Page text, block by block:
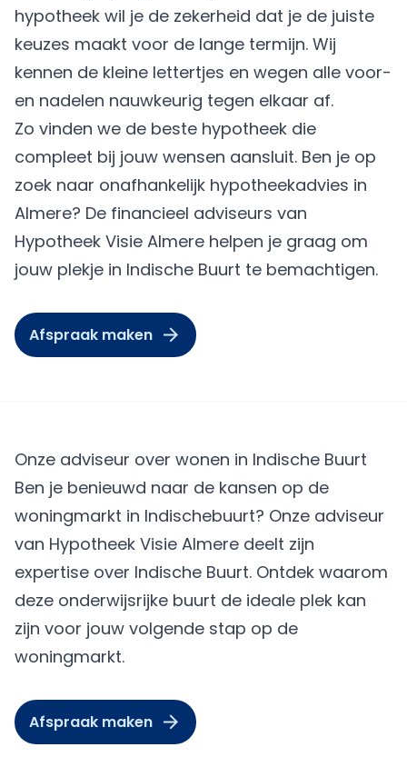
hypotheek wil je de zekerheid dat je de juiste
keuzes maakt voor de lange termijn. Wij
kennen de kleine lettertjes en wegen alle voor-
en nadelen nauwkeurig tegen elkaar af.
Zo vinden we de beste hypotheek die
compleet bij jouw wensen aansluit. Ben je op
zoek naar onafhankelijk hypotheekadvies in
Almere? De financieel adviseurs van
Hypotheek Visie Almere helpen je graag om
jouw plekje in Indische Buurt te bemachtigen.
Afspraak maken
Onze adviseur over wonen in Indische Buurt
Ben je benieuwd naar de kansen op de
woningmarkt in Indischebuurt? Onze adviseur
van Hypotheek Visie Almere deelt zijn
expertise over Indische Buurt. Ontdek waarom
deze onderwijsrijke buurt de ideale plek kan
zijn voor jouw volgende stap op de
woningmarkt.
Afspraak maken